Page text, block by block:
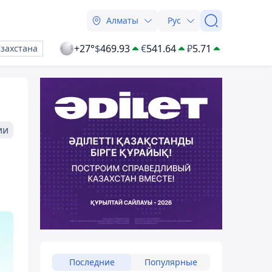
Алматы Рус
+27°$469.93 €541.64 ₽5.71
Последние Популярные